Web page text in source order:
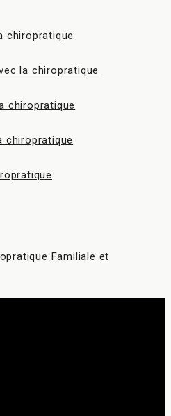
chiropratique
la chiropratique
chiropratique
chiropratique
Familiale et